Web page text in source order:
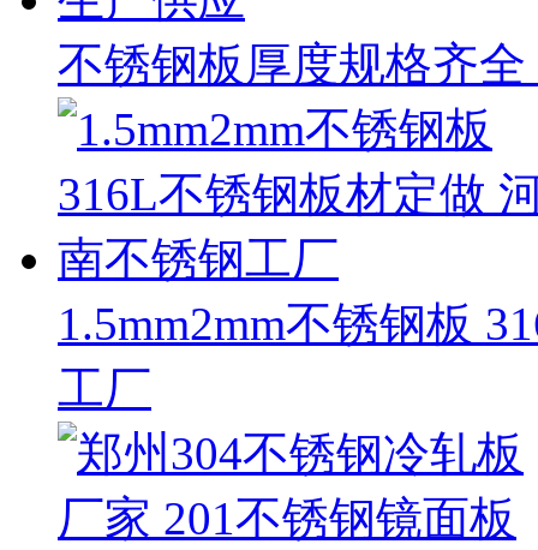
不锈钢板厚度规格齐
1.5mm2mm不锈钢板
工厂